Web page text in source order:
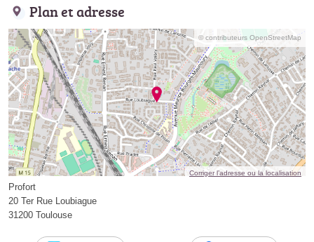
Plan et adresse
© contributeurs OpenStreetMap
Corriger l’adresse ou la localisation
Profort
20 Ter Rue Loubiague
31200 Toulouse